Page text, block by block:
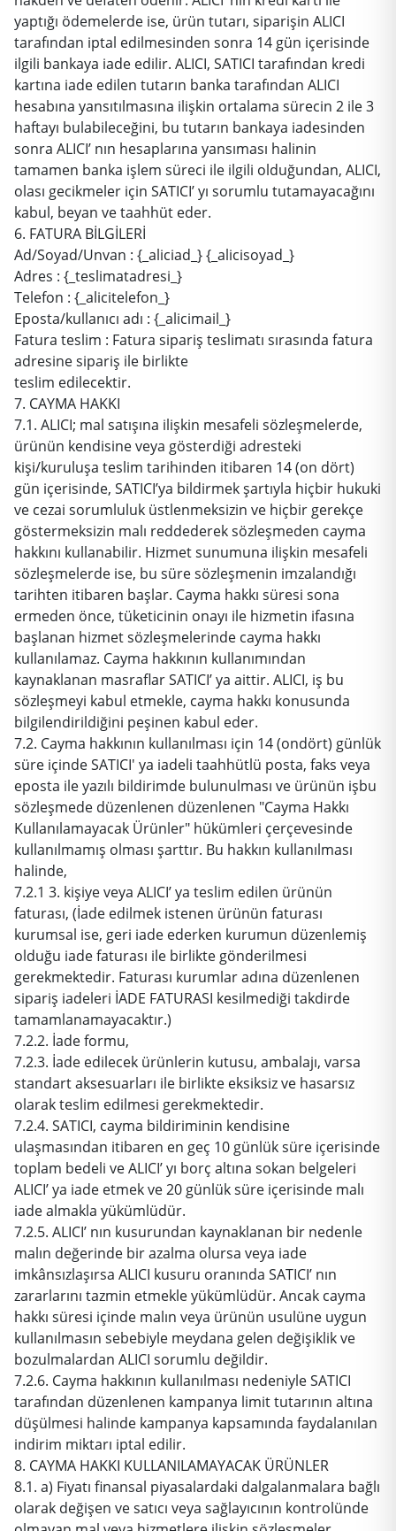
yaptığı ödemelerde ise, ürün tutarı, siparişin ALICI
tarafından iptal edilmesinden sonra 14 gün içerisinde
ilgili bankaya iade edilir. ALICI, SATICI tarafından kredi
kartına iade edilen tutarın banka tarafından ALICI
hesabına yansıtılmasına ilişkin ortalama sürecin 2 ile 3
haftayı bulabileceğini, bu tutarın bankaya iadesinden
sonra ALICI’ nın hesaplarına yansıması halinin
tamamen banka işlem süreci ile ilgili olduğundan, ALICI,
olası gecikmeler için SATICI’ yı sorumlu tutamayacağını
kabul, beyan ve taahhüt eder.
6. FATURA BİLGİLERİ
Ad/Soyad/Unvan : {_aliciad_} {_alicisoyad_}
Adres : {_teslimatadresi_}
Telefon : {_alicitelefon_}
Eposta/kullanıcı adı : {_alicimail_}
Fatura teslim : Fatura sipariş teslimatı sırasında fatura
adresine sipariş ile birlikte
teslim edilecektir.
7. CAYMA HAKKI
7.1. ALICI; mal satışına ilişkin mesafeli sözleşmelerde,
ürünün kendisine veya gösterdiği adresteki
kişi/kuruluşa teslim tarihinden itibaren 14 (on dört)
gün içerisinde, SATICI’ya bildirmek şartıyla hiçbir hukuki
ve cezai sorumluluk üstlenmeksizin ve hiçbir gerekçe
göstermeksizin malı reddederek sözleşmeden cayma
hakkını kullanabilir. Hizmet sunumuna ilişkin mesafeli
sözleşmelerde ise, bu süre sözleşmenin imzalandığı
tarihten itibaren başlar. Cayma hakkı süresi sona
ermeden önce, tüketicinin onayı ile hizmetin ifasına
başlanan hizmet sözleşmelerinde cayma hakkı
kullanılamaz. Cayma hakkının kullanımından
kaynaklanan masraflar SATICI’ ya aittir. ALICI, iş bu
sözleşmeyi kabul etmekle, cayma hakkı konusunda
bilgilendirildiğini peşinen kabul eder.
7.2. Cayma hakkının kullanılması için 14 (ondört) günlük
süre içinde SATICI' ya iadeli taahhütlü posta, faks veya
eposta ile yazılı bildirimde bulunulması ve ürünün işbu
sözleşmede düzenlenen düzenlenen "Cayma Hakkı
Kullanılamayacak Ürünler" hükümleri çerçevesinde
kullanılmamış olması şarttır. Bu hakkın kullanılması
halinde,
7.2.1 3. kişiye veya ALICI’ ya teslim edilen ürünün
faturası, (İade edilmek istenen ürünün faturası
kurumsal ise, geri iade ederken kurumun düzenlemiş
olduğu iade faturası ile birlikte gönderilmesi
gerekmektedir. Faturası kurumlar adına düzenlenen
sipariş iadeleri İADE FATURASI kesilmediği takdirde
tamamlanamayacaktır.)
7.2.2. İade formu,
7.2.3. İade edilecek ürünlerin kutusu, ambalajı, varsa
standart aksesuarları ile birlikte eksiksiz ve hasarsız
olarak teslim edilmesi gerekmektedir.
7.2.4. SATICI, cayma bildiriminin kendisine
ulaşmasından itibaren en geç 10 günlük süre içerisinde
toplam bedeli ve ALICI’ yı borç altına sokan belgeleri
ALICI’ ya iade etmek ve 20 günlük süre içerisinde malı
iade almakla yükümlüdür.
7.2.5. ALICI’ nın kusurundan kaynaklanan bir nedenle
malın değerinde bir azalma olursa veya iade
imkânsızlaşırsa ALICI kusuru oranında SATICI’ nın
zararlarını tazmin etmekle yükümlüdür. Ancak cayma
hakkı süresi içinde malın veya ürünün usulüne uygun
kullanılmasın sebebiyle meydana gelen değişiklik ve
bozulmalardan ALICI sorumlu değildir.
7.2.6. Cayma hakkının kullanılması nedeniyle SATICI
tarafından düzenlenen kampanya limit tutarının altına
düşülmesi halinde kampanya kapsamında faydalanılan
indirim miktarı iptal edilir.
8. CAYMA HAKKI KULLANILAMAYACAK ÜRÜNLER
8.1. a) Fiyatı finansal piyasalardaki dalgalanmalara bağlı
olarak değişen ve satıcı veya sağlayıcının kontrolünde